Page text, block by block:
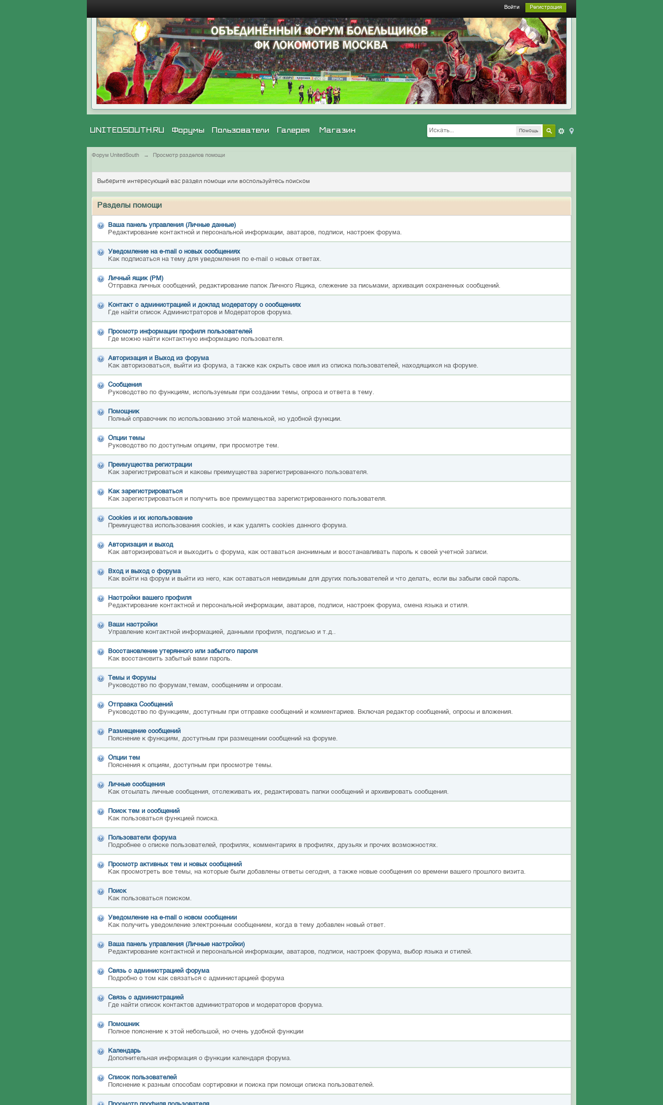
Войти Регистрация
Помощь
UNITEDSOUTH.RU Галерея Магазин
Форумы Пользователи
Форум UnitedSouth → Просмотр разделов помощи
Выберите интересующий вас раздел помощи или воспользуйтесь поиском
Разделы помощи
Ваша панель управления (Личные данные)
Редактирование контактной и персональной информации, аватаров, подписи, настроек форума.
Уведомление на e-mail о новых сообщениях
Как подписаться на тему для уведомления по e-mail о новых ответах.
Личный ящик (PM)
Отправка личных сообщений, редактирование папок Личного Ящика, слежение за письмами, архивация сохраненных сообщений.
Контакт с администрацией и доклад модератору о сообщениях
Где найти список Администраторов и Модераторов форума.
Просмотр информации профиля пользователей
Где можно найти контактную информацию пользователя.
Авторизация и Выход из форума
Как авторизоваться, выйти из форума, а также как скрыть свое имя из списка пользователей, находящихся на форуме.
Сообщения
Руководство по функциям, используемым при создании темы, опроса и ответа в тему.
Помощник
Полный справочник по использованию этой маленькой, но удобной функции.
Опции темы
Руководство по доступным опциям, при просмотре тем.
Преимущества регистрации
Как зарегистрироваться и каковы преимущества зарегистрированного пользователя.
Как зарегистрироваться
Как зарегистрироваться и получить все преимущества зарегистрированного пользователя.
Cookies и их использование
Преимущества использования cookies, и как удалять cookies данного форума.
Авторизация и выход
Как авторизироваться и выходить с форума, как оставаться анонимным и восстанавливать пароль к своей учетной записи.
Вход и выход с форума
Как войти на форум и выйти из него, как оставаться невидимым для других пользователей и что делать, если вы забыли свой пароль.
Настройки вашего профиля
Редактирование контактной и персональной информации, аватаров, подписи, настроек форума, смена языка и стиля.
Ваши настройки
Управление контактной информацией, данными профиля, подписью и т.д..
Восстановление утерянного или забытого пароля
Как восстановить забытый вами пароль.
Темы и Форумы
Руководство по форумам,темам, сообщениям и опросам.
Отправка Сообщений
Руководство по функциям, доступным при отправке сообщений и комментариев. Включая редактор сообщений, опросы и вложения.
Размещение сообщений
Пояснение к функциям, доступным при размещении сообщений на форуме.
Опции тем
Пояснения к опциям, доступным при просмотре темы.
Личные сообщения
Как отсылать личные сообщения, отслеживать их, редактировать папки сообщений и архивировать сообщения.
Поиск тем и сообщений
Как пользоваться функцией поиска.
Пользователи форума
Подробнее о списке пользователей, профилях, комментариях в профилях, друзьях и прочих возможностях.
Просмотр активных тем и новых сообщений
Как просмотреть все темы, на которые были добавлены ответы сегодня, а также новые сообщения со времени вашего прошлого визита.
Поиск
Как пользоваться поиском.
Уведомление на е-mail о новом сообщении
Как получить уведомление электронным сообщением, когда в тему добавлен новый ответ.
Ваша панель управления (Личные настройки)
Редактирование контактной и персональной информации, аватаров, подписи, настроек форума, выбор языка и стилей.
Связь с администрацией форума
Подробно о том как связаться с администарцией форума
Связь с администрацией
Где найти список контактов администраторов и модераторов форума.
Помошник
Полное пояснение к этой небольшой, но очень удобной функции
Календарь
Дополнительная информация о функции календаря форума.
Список пользователей
Пояснение к разным способам сортировки и поиска при помощи списка пользователей.